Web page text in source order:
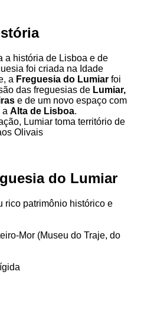
a história de Lisboa e de
foi criada na Idade
a Freguesia do Lumiar foi
das freguesias de Lumiar,
e de um novo espaço com
a Alta de Lisboa.
Lumiar toma território de
Olivais
do Lumiar
rico patrimônio histórico e
Mor (Museu do Traje, do